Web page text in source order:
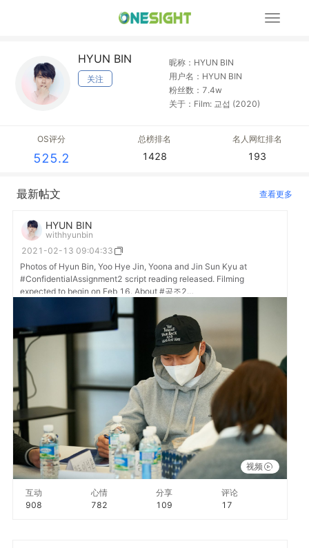
展
HYUN BIN
关注
昵称：HYUN BIN
用户名：HYUN BIN
粉丝数：7.4w
关于：Film: 교섭 (2020)
OS评分
525.2
总榜排名
1428
名人网红排名
193
最新帖文 查看更多
HYUN BIN
withhyunbin
2021-02-13 09:04:33
Photos of Hyun Bin, Yoo Hye Jin, Yoona and Jin Sun Kyu at
#ConfidentialAssignment2 script reading released. Filming
expected to begin on Feb 16. About #공조2
🔗https://t.co/ikH3gkm0Qt #HyunBin #현빈 #ヒョンビン #玄彬
#YooHaeJin #유해진 #Yoona #윤아 #JinSunKyu #진선규
https://t.co/I29sQ88HSU
视频
互动
908
心情
782
分享
109
评论
17